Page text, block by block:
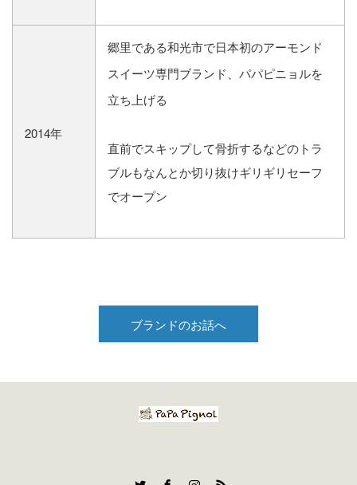
2014年
郷里である和光市で日本初のアーモンド
スイーツ専門ブランド、パパピニョルを
立ち上げる
直前でスキップして骨折するなどのトラ
ブルもなんとか切り抜けギリギリセーフ
でオープン
ブランドのお話へ
RSS